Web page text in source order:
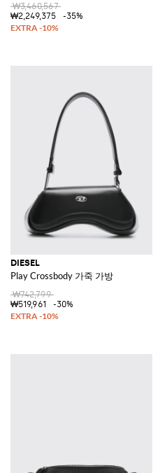
₩3,460,567
₩2,249,375
-35%
DIESEL
Play Crossbody 가죽 가방
₩742,799
₩519,961
-30%